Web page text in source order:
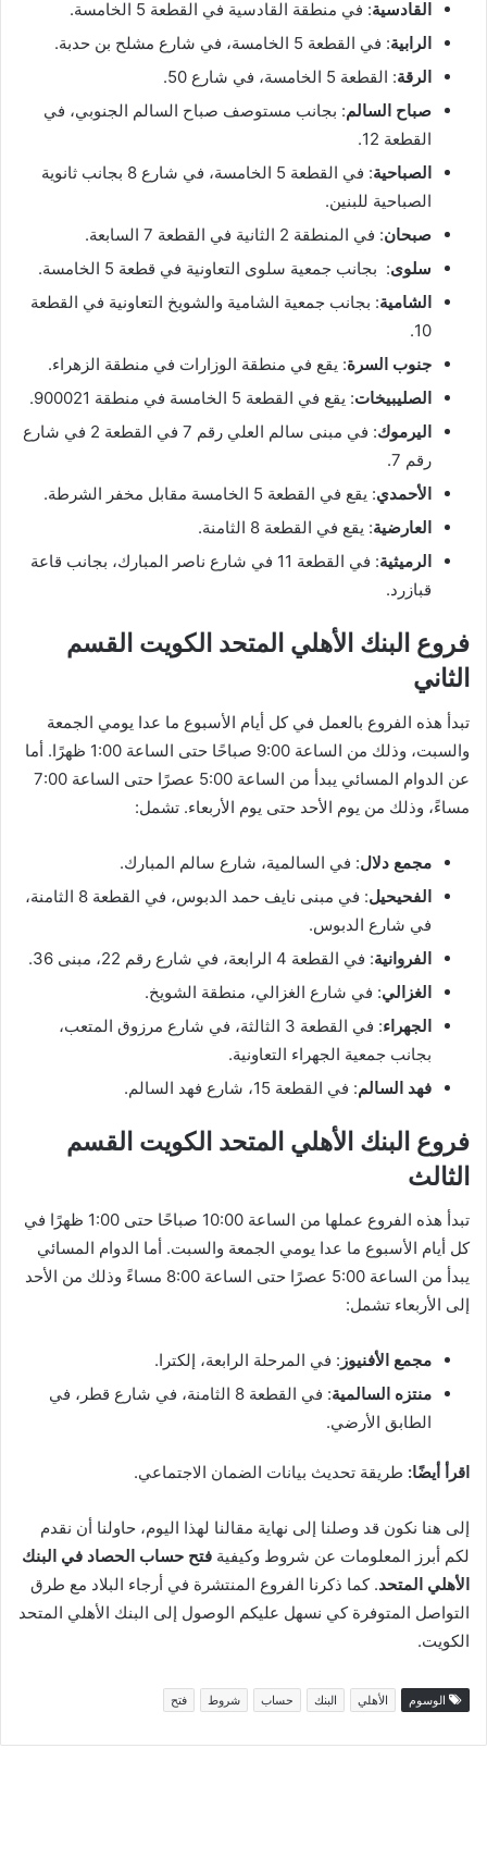
القادسية: في منطقة القادسية في القطعة 5 الخامسة.
الرابية: في القطعة 5 الخامسة، في شارع مشلح بن حدبة.
الرقة: القطعة 5 الخامسة، في شارع 50.
صباح السالم: بجانب مستوصف صباح السالم الجنوبي، في
القطعة 12.
الصباحية
: في القطعة 5 الخامسة، في شارع 8 بجانب ثانوية
الصباحية للبنين.
صبحان: في المنطقة 2 الثانية في القطعة 7 السابعة.
سلوى: بجانب جمعية سلوى التعاونية في قطعة 5 الخامسة.
الشامية: بجانب جمعية الشامية والشويخ التعاونية في القطعة
10.
جنوب السرة: يقع في منطقة الوزارات في منطقة الزهراء.
الصليبيخات: يقع في القطعة 5 الخامسة في منطقة 900021.
اليرموك
: في مبنى سالم العلي رقم 7 في القطعة 2 في شارع
رقم 7.
الأحمدي: يقع في القطعة 5 الخامسة مقابل مخفر الشرطة.
العارضية: يقع في القطعة 8 الثامنة.
الرميثية
: في القطعة 11 في شارع ناصر المبارك، بجانب قاعة
قبازرد.
فروع البنك الأهلي المتحد الكويت القسم
الثاني
تبدأ هذه الفروع بالعمل في كل أيام الأسبوع ما عدا يومي الجمعة
والسبت، وذلك من الساعة 9:00 صباحًا حتى الساعة 1:00 ظهرًا. أما
عن الدوام المسائي يبدأ من الساعة 5:00 عصرًا حتى الساعة 7:00
مساءً، وذلك من يوم الأحد حتى يوم الأربعاء. تشمل:
مجمع دلال: في السالمية، شارع سالم المبارك.
الفحيحيل
: في مبنى نايف حمد الدبوس، في القطعة 8 الثامنة،
في شارع الدبوس.
الفروانية: في القطعة 4 الرابعة، في شارع رقم 22، مبنى 36.
الغزالي: في شارع الغزالي، منطقة الشويخ.
الجهراء
: في القطعة 3 الثالثة، في شارع مرزوق المتعب،
بجانب جمعية الجهراء التعاونية.
فهد السالم: في القطعة 15، شارع فهد السالم.
فروع البنك الأهلي المتحد الكويت القسم
الثالث
تبدأ هذه الفروع عملها من الساعة 10:00 صباحًا حتى 1:00 ظهرًا في
كل أيام الأسبوع ما عدا يومي الجمعة والسبت. أما الدوام المسائي
يبدأ من الساعة 5:00 عصرًا حتى الساعة 8:00 مساءً وذلك من الأحد
إلى الأربعاء تشمل:
مجمع الأفنيوز : في المرحلة الرابعة، إلكترا.
منتزه السالمية
: في القطعة 8 الثامنة، في شارع قطر، في
الطابق الأرضي.
اقرأ أيضًا: طريقة تحديث بيانات الضمان الاجتماعي.
إلى هنا نكون قد وصلنا إلى نهاية مقالنا لهذا اليوم، حاولنا أن نقدم
لكم أبرز المعلومات عن شروط وكيفية فتح حساب الحصاد في البنك
الأهلي المتحد. كما ذكرنا الفروع المنتشرة في أرجاء البلاد مع طرق
التواصل المتوفرة كي نسهل عليكم الوصول إلى البنك الأهلي المتحد
الكويت.
الوسوم الأهلي البنك حساب شروط فتح